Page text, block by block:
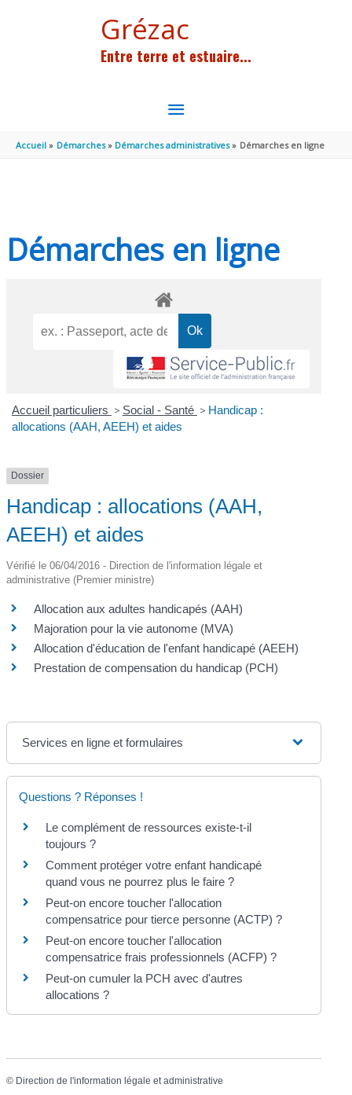
Grézac
Entre terre et estuaire...
MENU
PRINCIPAL
Accueil Démarches Démarches administratives Démarches en ligne
Démarches en ligne
Accueil particuliers > Social - Santé > Handicap :
allocations (AAH, AEEH) et aides
Dossier
Handicap : allocations (AAH,
AEEH) et aides
Vérifié le 06/04/2016 - Direction de l'information légale et
administrative (Premier ministre)
Allocation aux adultes handicapés (AAH)
Majoration pour la vie autonome (MVA)
Allocation d'éducation de l'enfant handicapé (AEEH)
Prestation de compensation du handicap (PCH)
Services en ligne et formulaires
Questions ? Réponses !
Le complément de ressources existe-t-il
toujours ?
Comment protéger votre enfant handicapé
quand vous ne pourrez plus le faire ?
Peut-on encore toucher l'allocation
compensatrice pour tierce personne (ACTP) ?
Peut-on encore toucher l'allocation
compensatrice frais professionnels (ACFP) ?
Peut-on cumuler la PCH avec d'autres
allocations ?
© Direction de l'information légale et administrative